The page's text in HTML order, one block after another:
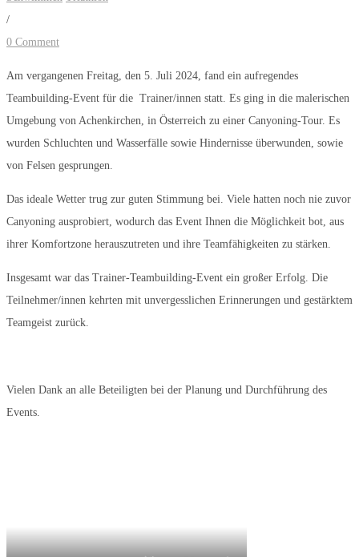
/
0 Comment
Am vergangenen Freitag, den 5. Juli 2024, fand ein aufregendes
Teambuilding-Event für die Trainer/innen statt. Es ging in die malerischen
Umgebung von Achenkirchen, in Österreich zu einer Canyoning-Tour. Es
wurden Schluchten und Wasserfälle sowie Hindernisse überwunden, sowie
von Felsen gesprungen.
Das ideale Wetter trug zur guten Stimmung bei. Viele hatten noch nie zuvor
Canyoning ausprobiert, wodurch das Event Ihnen die Möglichkeit bot, aus
ihrer Komfortzone herauszutreten und ihre Teamfähigkeiten zu stärken.
Insgesamt war das Trainer-Teambuilding-Event ein großer Erfolg. Die
Teilnehmer/innen kehrten mit unvergesslichen Erinnerungen und gestärktem
Teamgeist zurück.
Vielen Dank an alle Beteiligten bei der Planung und Durchführung des
Events.